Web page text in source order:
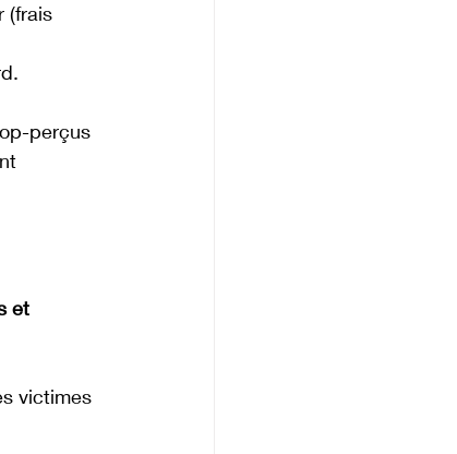
(frais
perçus
et
victimes